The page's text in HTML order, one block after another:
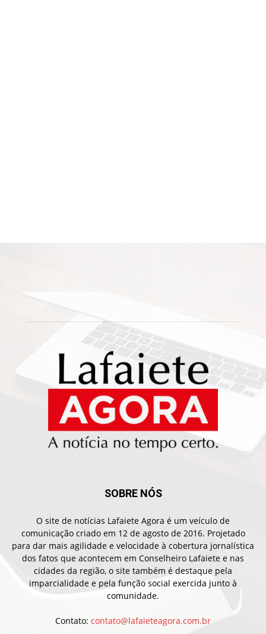
SOBRE NÓS
O site de notícias Lafaiete Agora é um veículo de
comunicação criado em 12 de agosto de 2016. Projetado
para dar mais agilidade e velocidade à cobertura jornalística
dos fatos que acontecem em Conselheiro Lafaiete e nas
cidades da região, o site também é destaque pela
imparcialidade e pela função social exercida junto à
comunidade.
Contato: contato@lafaieteagora.com.br